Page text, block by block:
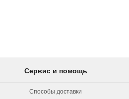
Сервис и помощь
Способы доставки